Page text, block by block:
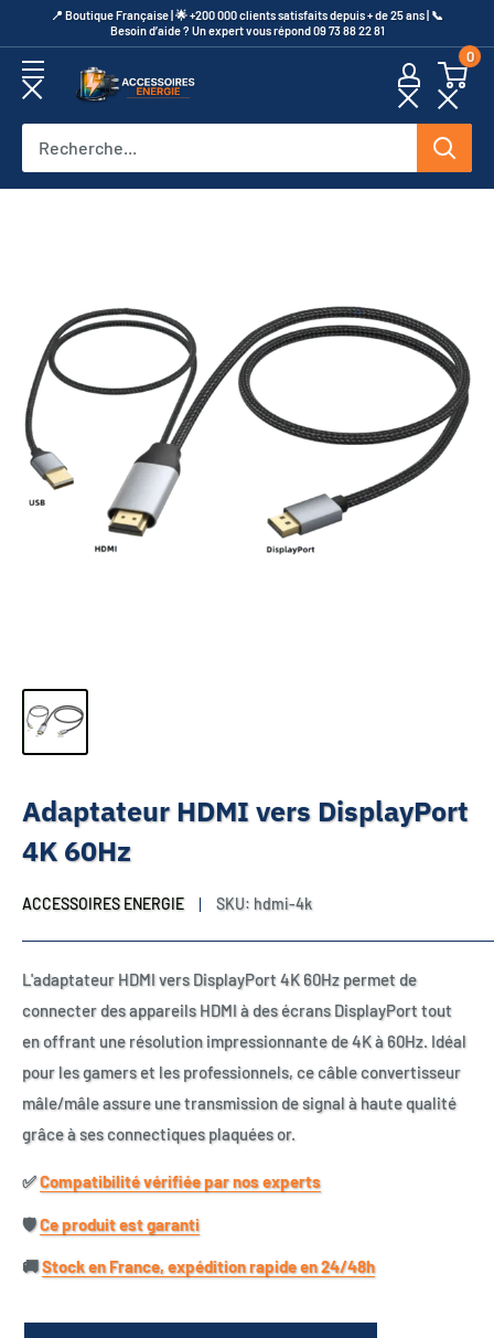
au
contenu
​📍​ Boutique Française | 🌟 +200 000 clients satisfaits depuis + de 25 ans | 📞​
Besoin d’aide ? Un expert vous répond 09 73 88 22 81
Accessoires
0
Adaptateur HDMI vers DisplayPort
4K 60Hz
ACCESSOIRES ENERGIE SKU: hdmi-4k
L'adaptateur HDMI vers DisplayPort 4K 60Hz permet de
connecter des appareils HDMI à des écrans DisplayPort tout
en offrant une résolution impressionnante de 4K à 60Hz. Idéal
pour les gamers et les professionnels, ce câble convertisseur
mâle/mâle assure une transmission de signal à haute qualité
grâce à ses connectiques plaquées or.
✅​Compatibilité vérifiée par nos experts
🛡️​Ce produit est garanti
🚚​Stock en France, expédition rapide en 24/48h